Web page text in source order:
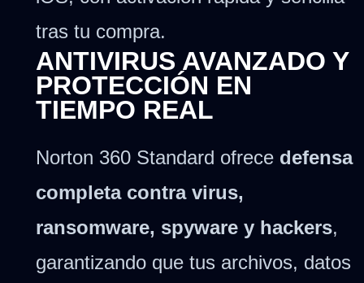
tras tu compra.
ANTIVIRUS AVANZADO Y
PROTECCIÓN EN
TIEMPO REAL
Norton 360 Standard ofrece defensa
completa contra virus,
ransomware, spyware y hackers,
garantizando que tus archivos, datos